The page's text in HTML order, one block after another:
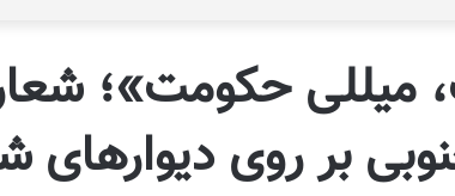
میللی حکومت»؛
بر روی دیوارهای